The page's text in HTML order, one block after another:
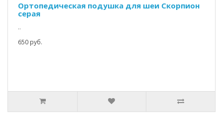
Ортопедическая подушка для шеи Скорпион
серая
..
650 руб.